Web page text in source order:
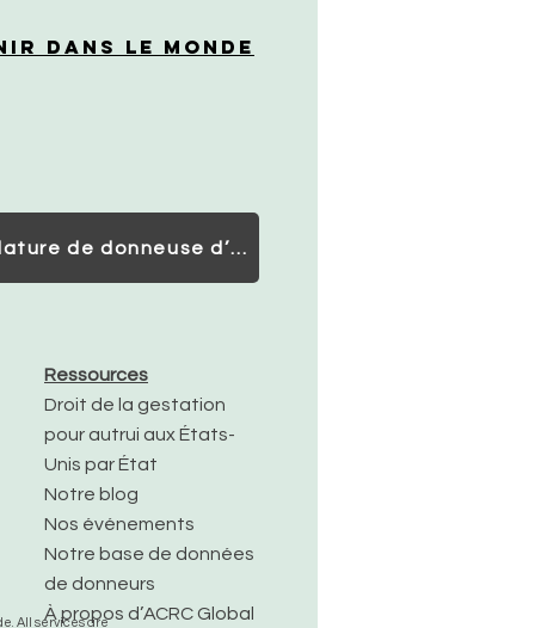
dans le monde
Candidature de donneuse d’ovules
Ressources
Droit de la gestation
pour autrui aux États-
Unis par État
Notre blog
Nos événements
Notre base de données
de donneurs
À propos d’ACRC Global
All services are